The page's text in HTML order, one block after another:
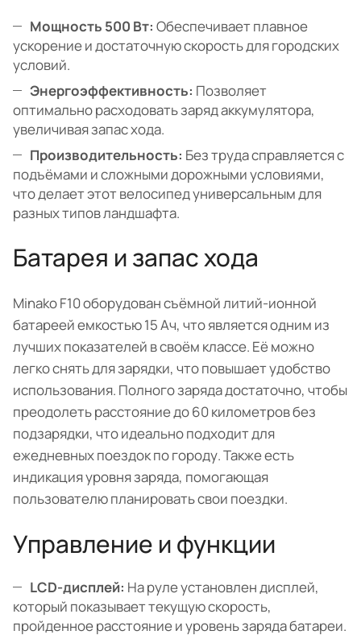
Мощность 500 Вт: Обеспечивает плавное
ускорение и достаточную скорость для городских
условий.
Энергоэффективность: Позволяет
оптимально расходовать заряд аккумулятора,
увеличивая запас хода.
Производительность: Без труда справляется с
подъёмами и сложными дорожными условиями,
что делает этот велосипед универсальным для
разных типов ландшафта.
Батарея и запас хода
Minako F10 оборудован съёмной литий-ионной
батареей емкостью 15 Ач, что является одним из
лучших показателей в своём классе. Её можно
легко снять для зарядки, что повышает удобство
использования. Полного заряда достаточно, чтобы
преодолеть расстояние до 60 километров без
подзарядки, что идеально подходит для
ежедневных поездок по городу. Также есть
индикация уровня заряда, помогающая
пользователю планировать свои поездки.
Управление и функции
LCD-дисплей: На руле установлен дисплей,
который показывает текущую скорость,
пройденное расстояние и уровень заряда батареи.